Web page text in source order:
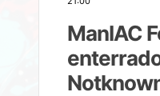
ManIAC